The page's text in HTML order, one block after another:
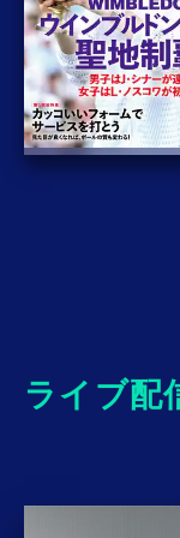
ライブ配